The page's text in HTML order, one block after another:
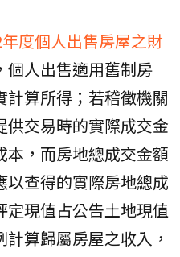
度個人出售房屋之財
個人出售適用舊制房
算所得；若稽徵機關
交易時的實際成交金
，而房地總成交金額
查得的實際房地總成
定現值占公告土地現值
算歸屬房屋之收入，